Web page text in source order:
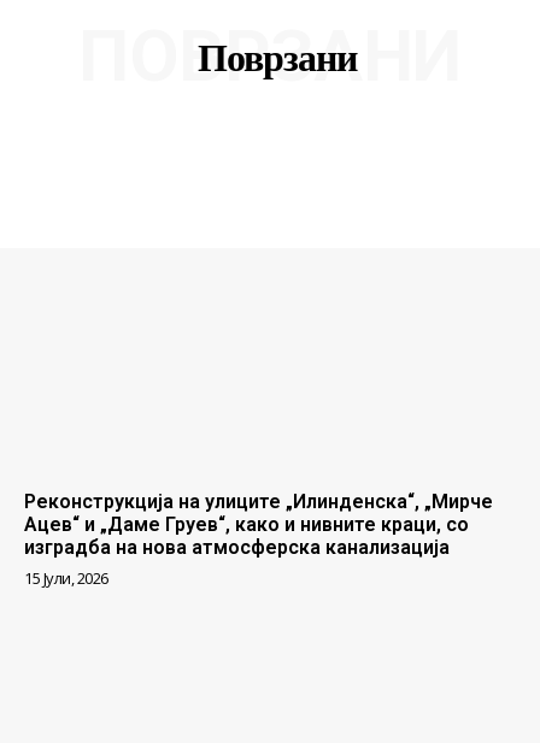
Поврзани
ПОВРЗАНИ
Реконструкција на улиците „Илинденска“, „Мирче
Ацев“ и „Даме Груев“, како и нивните краци, со
изградба на нова атмосферска канализација
15 Јули, 2026